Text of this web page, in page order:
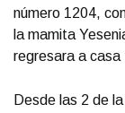
número 1204,
la mamita
regresara a casa
Desde las 2 de